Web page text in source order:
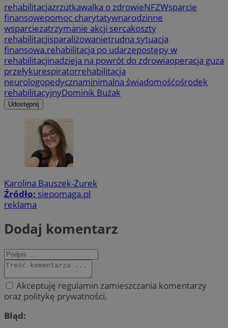
rehabilitacjazrzutkawalka o zdrowieNFZWsparcie
finansowepomoc charytatywnarodzinne
wsparciezatrzymanie akcji sercakoszty
rehabilitacjisparaliżowanietrudna sytuacja
finansowa.rehabilitacja po udarzepostępy w
rehabilitacjinadzieja na powrót do zdrowiaoperacja guza
przełykurespiratorrehabilitacja
neurologopedycznaminimalna świadomośćośrodek
rehabilitacyjnyDominik Bużak
Udostępnij
Karolina Bauszek-Żurek
Źródło: siepomaga.pl
reklama
Dodaj komentarz
Akceptuję regulamin zamieszczania komentarzy
oraz politykę prywatności.
Błąd: